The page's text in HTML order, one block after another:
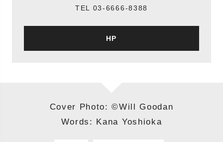
TEL 03-6666-8388
HP
Cover Photo: ©️Will Goodan
Words: Kana Yoshioka